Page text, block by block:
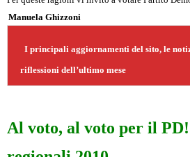
Manuela Ghizzoni
I principali aggiornamenti del sito, le
riflessioni dell’ultimo mese
Al voto, al voto per il